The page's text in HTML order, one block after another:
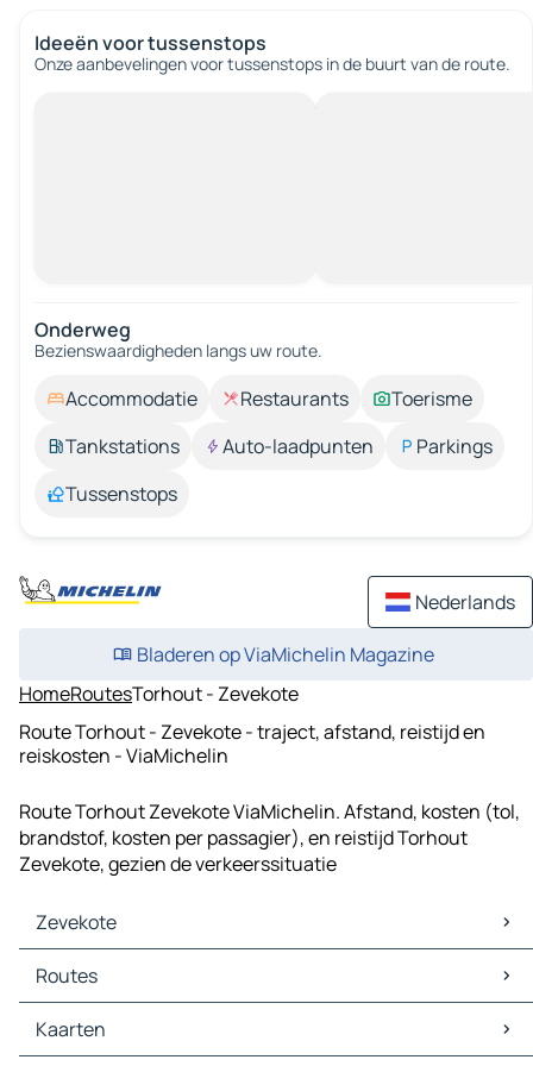
Ideeën voor tussenstops
Onze aanbevelingen voor tussenstops in de buurt van de route.
Onderweg
Bezienswaardigheden langs uw route.
Accommodatie Restaurants
Toerisme
Tankstations
Auto-laadpunten
Parkings
Tussenstops
Nederlands
Bladeren op ViaMichelin Magazine
HomeRoutesTorhout - Zevekote
Route Torhout - Zevekote - traject, afstand, reistijd en
reiskosten - ViaMichelin
Route Torhout Zevekote ViaMichelin. Afstand, kosten (tol,
brandstof, kosten per passagier), en reistijd Torhout
Zevekote, gezien de verkeerssituatie
Zevekote
Zevekote Kaarten
Zevekote Verkeer
Zevekote Hotels
Zevekote Restaurants
Routes
Routes Zevekote - Oostende
Routes Zevekote - Diksmuide
Kaarten